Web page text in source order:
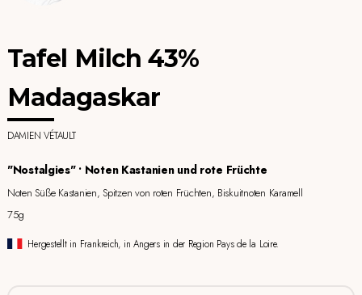
Tafel Milch 43%
Madagaskar
DAMIEN VÉTAULT
"Nostalgies" • Noten Kastanien und rote Früchte
Noten Süße Kastanien, Spitzen von roten Früchten, Biskuitnoten Karamell
75g
Hergestellt in Frankreich, in Angers in der Region Pays de la Loire.